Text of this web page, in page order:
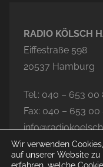
RADIO KÖLSCH
Eiffestraße 598
20537 Hamburg
Tel.: 040 – 653 00
Fax: 040 – 653 00
Wir verwenden
auf unserer Website